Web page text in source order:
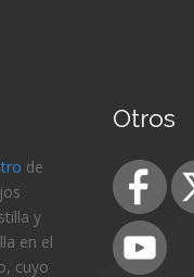
de
y
en el
cuyo
Otros